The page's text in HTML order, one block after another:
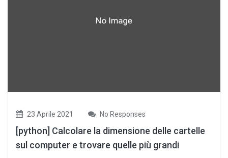
23 Aprile 2021 No Responses
[python] Calcolare la dimensione delle cartelle
sul computer e trovare quelle più grandi